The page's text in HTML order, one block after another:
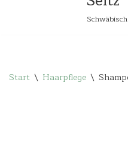
Start \ Haarpflege \